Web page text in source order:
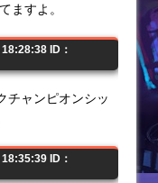
ますよ。
ID：
チャンピオンシッ
ID：